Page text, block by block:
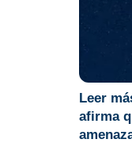
Leer
afirma